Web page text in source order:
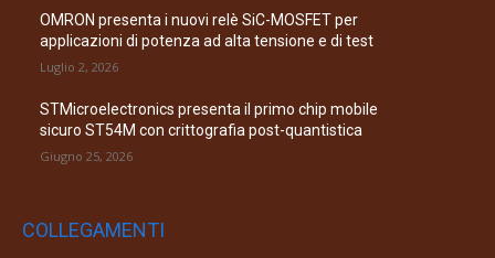
OMRON presenta i nuovi relè SiC-MOSFET per
applicazioni di potenza ad alta tensione e di test
Luglio 2, 2026
STMicroelectronics presenta il primo chip mobile
sicuro ST54M con crittografia post-quantistica
Giugno 25, 2026
COLLEGAMENTI